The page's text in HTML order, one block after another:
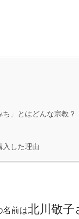
ち」とはどんな宗教？
入した理由
名前は北川敬子